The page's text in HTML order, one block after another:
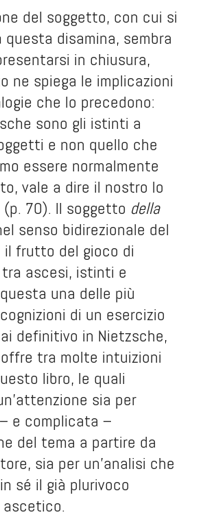
del soggetto, con cui si
questa disamina, sembra
in chiusura,
ne spiega le implicazioni
che lo precedono:
sono gli istinti a
e non quello che
essere normalmente
vale a dire il nostro Io
(p. 70). Il soggetto della
senso bidirezionale del
il frutto del gioco di
ascesi, istinti e
una delle più
di un esercizio
definitivo in Nietzsche,
tra molte intuizioni
libro, le quali
sia per
e complicata –
del tema a partire da
sia per un’analisi che
sé il già plurivoco
ascetico.